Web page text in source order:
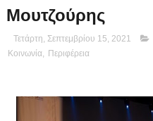
Μουτζούρης
Τετάρτη, Σεπτεμβρίου 15, 2021
Κοινωνία, Περιφέρεια